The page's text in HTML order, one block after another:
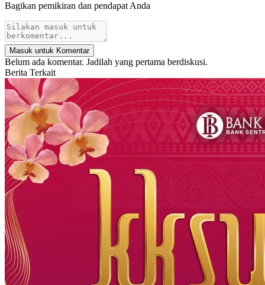
Bagikan pemikiran dan pendapat Anda
Masuk untuk Komentar
Belum ada komentar. Jadilah yang pertama berdiskusi.
Berita Terkait